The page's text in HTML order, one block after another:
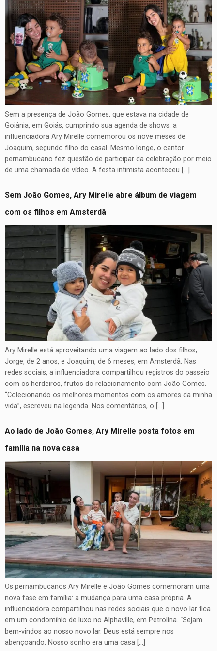
Sem a presença de João Gomes, que estava na cidade de
Goiânia, em Goiás, cumprindo sua agenda de shows, a
influenciadora Ary Mirelle comemorou os nove meses de
Joaquim, segundo filho do casal. Mesmo longe, o cantor
pernambucano fez questão de participar da celebração por meio
de uma chamada de vídeo. A festa intimista aconteceu […]
Sem João Gomes, Ary Mirelle abre álbum de viagem
com os filhos em Amsterdã
Ary Mirelle está aproveitando uma viagem ao lado dos filhos,
Jorge, de 2 anos, e Joaquim, de 6 meses, em Amsterdã. Nas
redes sociais, a influenciadora compartilhou registros do passeio
com os herdeiros, frutos do relacionamento com João Gomes.
“Colecionando os melhores momentos com os amores da minha
vida”, escreveu na legenda. Nos comentários, o […]
Ao lado de João Gomes, Ary Mirelle posta fotos em
família na nova casa
Os pernambucanos Ary Mirelle e João Gomes comemoram uma
nova fase em família: a mudança para uma casa própria. A
influenciadora compartilhou nas redes sociais que o novo lar fica
em um condomínio de luxo no Alphaville, em Petrolina. “Sejam
bem-vindos ao nosso novo lar. Deus está sempre nos
abençoando. Nosso sonho era uma casa […]